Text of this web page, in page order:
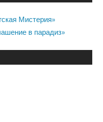
Мистерия»
в парадиз»